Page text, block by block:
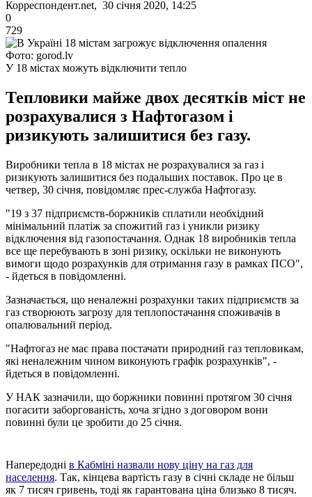
Корреспондент.net, 30 січня 2020, 14:25
0
729
Фото: gorod.lv
У 18 містах можуть відключити тепло
Тепловики майже двох десятків міст не
розрахувалися з Нафтогазом і
ризикують залишитися без газу.
Виробники тепла в 18 містах не розрахувалися за газ і
ризикують залишитися без подальших поставок. Про це в
четвер, 30 січня, повідомляє прес-служба Нафтогазу.
"19 з 37 підприємств-боржників сплатили необхідний
мінімальний платіж за спожитий газ і уникли ризику
відключення від газопостачання. Однак 18 виробників тепла
все ще перебувають в зоні ризику, оскільки не виконують
вимоги щодо розрахунків для отримання газу в рамках ПСО",
- йдеться в повідомленні.
Зазначається, що неналежні розрахунки таких підприємств за
газ створюють загрозу для теплопостачання споживачів в
опалювальний період.
"Нафтогаз не має права постачати природний газ тепловикам,
які неналежним чином виконують графік розрахунків", -
йдеться в повідомленні.
У НАК зазначили, що боржники повинні протягом 30 січня
погасити заборгованість, хоча згідно з договором вони
повинні були це зробити до 25 січня.
Напередодні в Кабміні назвали нову ціну на газ для
населення. Так, кінцева вартість газу в січні складе не більш
як 7 тисяч гривень, тоді як гарантована ціна близько 8 тисяч.